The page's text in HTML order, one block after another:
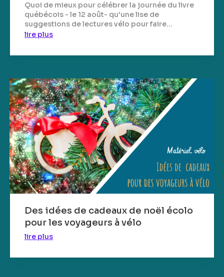
Quoi de mieux pour célébrer la journée du livre
québécois - le 12 août- qu'une lise de
suggestions de lectures vélo pour faire...
lire plus
Des idées de cadeaux de noël écolo
pour les voyageurs à vélo
lire plus